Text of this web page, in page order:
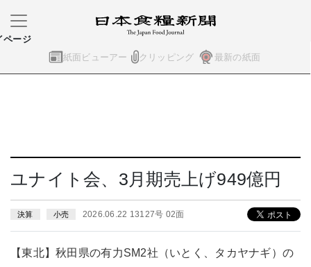
紙面ビューアー クリッピング 最新の紙面
ページ
ユナイト会、3月期売上げ949億円
決算 小売 2026.06.22 13127号 02面
【東北】秋田県の有力SM2社（いとく、タカヤナギ）の